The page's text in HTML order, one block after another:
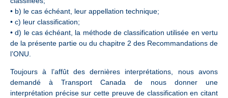
• b) le cas échéant, leur appellation technique;
• c) leur classification;
• d) le cas échéant, la méthode de classification utilisée en vertu
de la présente partie ou du chapitre 2 des Recommandations de
l’ONU.
Toujours à l’affût des dernières interprétations, nous avons
demandé à Transport Canada de nous donner une
interprétation précise sur cette preuve de classification en citant